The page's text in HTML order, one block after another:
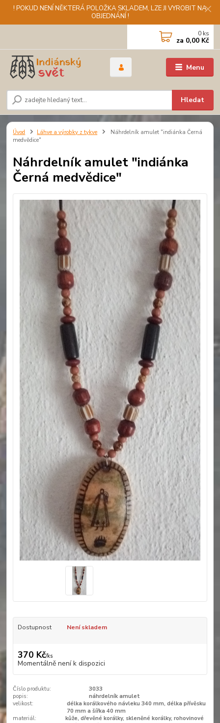
! POKUD NENÍ NĚKTERÁ POLOŽKA SKLADEM, LZE JI VYROBIT NA
OBJEDNÁNÍ !
Menu
Hledat
0 ks
za 0,00 Kč
Úvod Láhve a výrobky z tykve
Náhrdelník amulet "indiánka Černá
medvědice"
Náhrdelník amulet "indiánka
Černá medvědice"
Dostupnost Není skladem
370 Kč/ks
Momentálně není k dispozici
Číslo produktu:
3033
popis:
náhrdelník amulet
velikost:
délka korálkového návleku 340 mm, délka přívěsku
70 mm a šířka 40 mm
materiál:
kůže, dřevěné korálky, skleněné korálky, rohovinové